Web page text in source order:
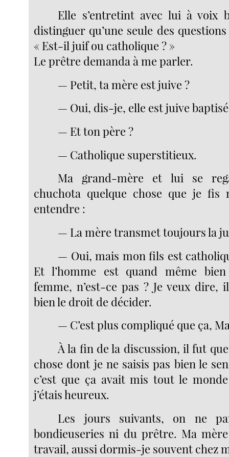
Elle s’entretint avec lui à voix
distinguer qu’une seule des
« Est-il juif ou catholique ? »
Le prêtre demanda à me parler.
— Petit, ta mère est juive ?
— Oui, dis-je, elle est juive
— Et ton père ?
— Catholique superstitieux.
Ma grand-mère et lui se
chuchota quelque chose que je fis
entendre :
— La mère transmet toujours la
— Oui, mais mon fils est
Et l’homme est quand même
femme, n’est-ce pas ? Je veux dire,
bien le droit de décider.
— C’est plus compliqué que ça,
À la fin de la discussion, il fut
chose dont je ne saisis pas bien le
c’est que ça avait mis tout le
j’étais heureux.
Les jours suivants, on ne
bondieuseries ni du prêtre. Ma
travail, aussi dormis-je souvent chez